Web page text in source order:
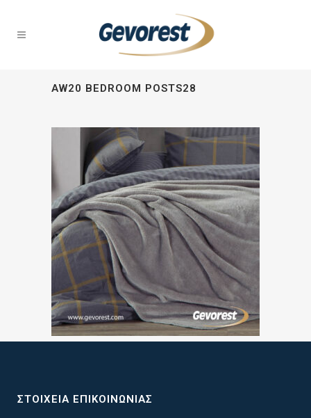
AW20 BEDROOM POSTS28
ΣΤΟΙΧΕΊΑ ΕΠΙΚΟΙΝΩΝΊΑΣ